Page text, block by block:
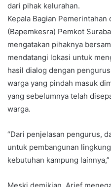
dari pihak kelurahan.
Kepala Bagian Pemerintahan
(Bapemkesra) Pemkot
mengatakan pihaknya
mendatangi lokasi untuk
hasil dialog dengan
warga yang pindah masuk
yang sebelumnya telah
warga.
“Dari penjelasan pengurus,
untuk pembangunan
kebutuhan kampung